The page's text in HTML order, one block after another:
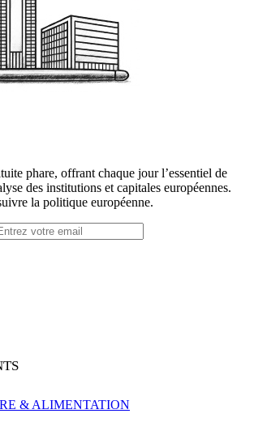
phare, offrant chaque jour l’essentiel de
des institutions et capitales européennes.
la politique européenne.
& ALIMENTATION